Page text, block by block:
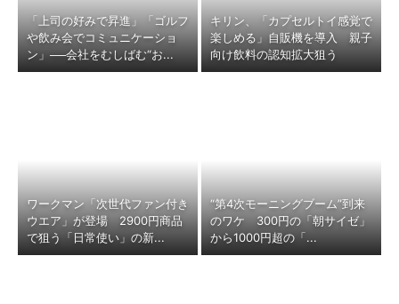
「上司の好みで昇進」「ゴルフ
や飲み会でコミュニケーショ
ン」──会社をむしばむ“お...
キリン、「カプセルトイ感覚で
楽しめる」自販機を導入 親子
向け飲料の認知拡大狙う
ワークマン「次世代ファン付き
ウエア」が登場 2900円商品
で狙う「日常使い」の新...
“第4次モーニングブーム”到来
のワケ 300円の「朝サイゼ」
から1000円超の「...